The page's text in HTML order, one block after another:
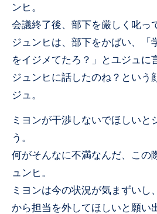
ンヒ。
会議終了後、部下を厳しく叱っ
ジュンヒは、部下をかばい、「
をイジメてたろ？」とユジュに
ジュンヒに話したのね？という
ジュ。
ミヨンが干渉しないでほしいと
う。
何がそんなに不満なんだ、この
ュンヒ。
ミヨンは今の状況が気まずいし
から担当を外してほしいと願い